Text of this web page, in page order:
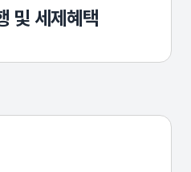
및 세제혜택